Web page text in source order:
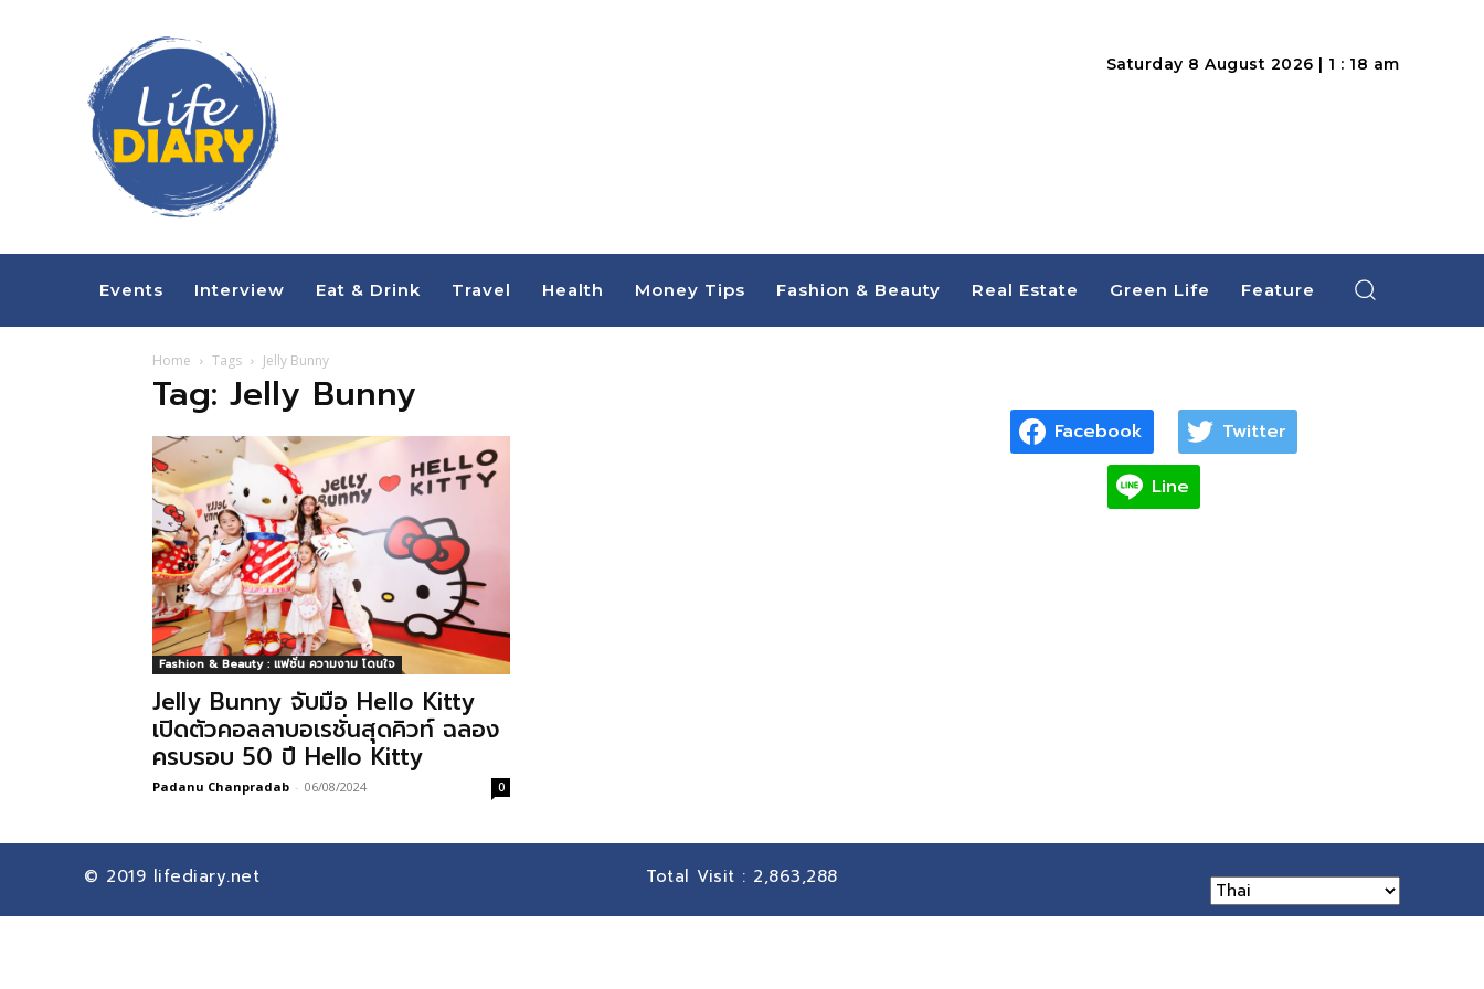
Saturday 8 August 2026 | 1 : 18 am
Events Interview Eat & Drink Travel Health Money Tips Fashion & Beauty Real Estate Green Life Feature
Home Tags Jelly Bunny
Tag: Jelly Bunny
Fashion & Beauty : แฟชั่น ความงาม โดนใจ
Jelly Bunny จับมือ Hello Kitty
เปิดตัวคอลลาบอเรชั่นสุดคิวท์ ฉลอง
ครบรอบ 50 ปี Hello Kitty
Padanu Chanpradab - 06/08/2024 0
Facebook Twitter
Line
© 2019 lifediary.net Total Visit : 2,863,288